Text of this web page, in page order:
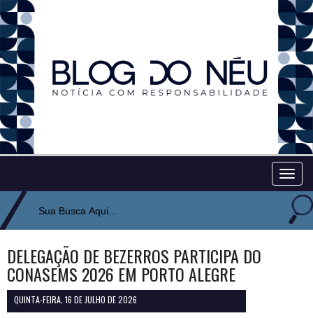
DELEGAÇÃO DE BEZERROS PARTICIPA DO
CONASEMS 2026 EM PORTO ALEGRE
QUINTA-FEIRA, 16 DE JULHO DE 2026